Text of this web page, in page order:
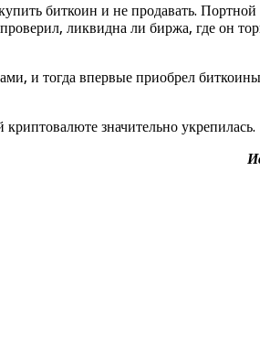
биткоин и не продавать. Портной
ликвидна ли биржа, где он
и тогда впервые приобрел
значительно укрепилась.